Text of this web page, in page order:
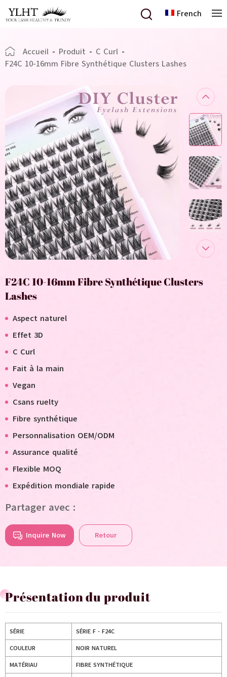
French
Accueil - Produit - C Curl -
F24C 10-16mm Fibre Synthétique Clusters Lashes
F24C 10-16mm Fibre Synthétique Clusters
Lashes
Aspect naturel
Effet 3D
C Curl
Fait à la main
Vegan
Csans ruelty
Fibre synthétique
Personnalisation OEM/ODM
Assurance qualité
Flexible MOQ
Expédition mondiale rapide
Partager avec :
Inquire Now Retour
Présentation du produit
SÉRIE SÉRIE F - F24C
COULEUR NOIR NATUREL
MATÉRIAU FIBRE SYNTHÉTIQUE